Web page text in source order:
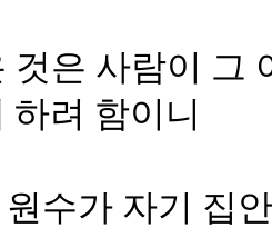
것은 사람이 그
려 함이니
원수가 자기 집